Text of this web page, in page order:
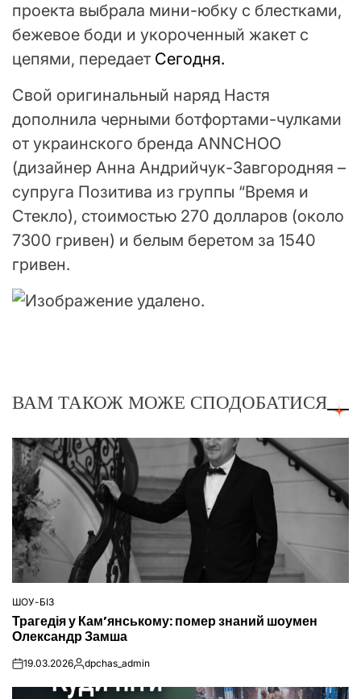
проекта выбрала мини-юбку с блестками,
бежевое боди и укороченный жакет с
цепями, передает Сегодня.
Свой оригинальный наряд Настя
дополнила черными ботфортами-чулками
от украинского бренда ANNCHOO
(дизайнер Анна Андрийчук-Завгородняя –
супруга Позитива из группы “Время и
Стекло), стоимостью 270 долларов (около
7300 гривен) и белым беретом за 1540
гривен.
ВАМ ТАКОЖ МОЖЕ СПОДОБАТИСЯ
ОПУБЛІКУВАТИ
ШОУ-БІЗ
Трагедія у Кам’янському: помер знаний шоумен
Олександр Замша
on19.03.2026Опубліковано
dpchas_admin